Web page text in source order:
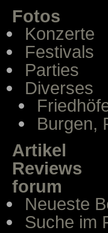
Fotos
Konzerte
Festivals
Parties
Diverses
Burgen,
Artikel
Reviews
forum
Neueste
Suche im